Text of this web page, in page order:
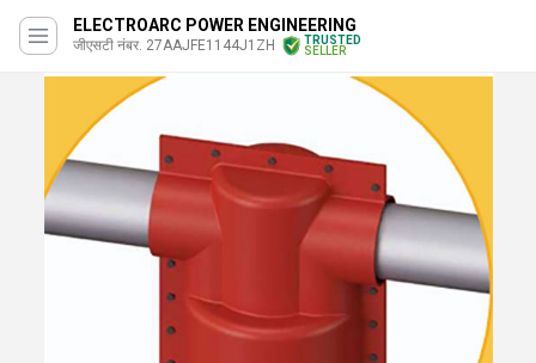
ELECTROARC POWER ENGINEERING
जीएसटी नंबर. 27AAJFE1144J1ZH
TRUSTED
SELLER